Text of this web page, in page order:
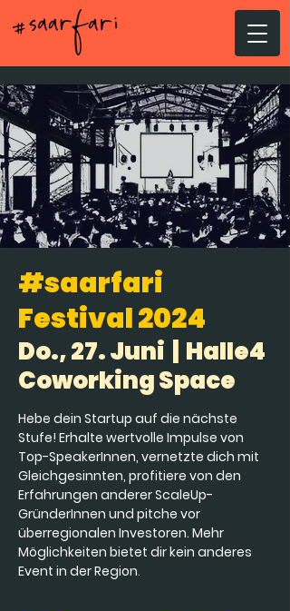
#saarfari
Festival 2024
Do., 27. Juni
Halle4
Coworking Space
Hebe dein Startup auf die nächste
Stufe! Erhalte wertvolle Impulse von
Top-SpeakerInnen, vernetzte dich mit
Gleichgesinnten, profitiere von den
Erfahrungen anderer ScaleUp-
GründerInnen und pitche vor
überregionalen Investoren. Mehr
Möglichkeiten bietet dir kein anderes
Event in der Region.